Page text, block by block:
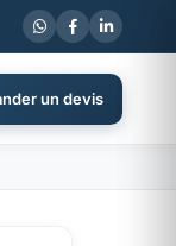
un devis